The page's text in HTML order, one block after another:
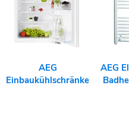
AEG
Einbaukühlschränke
AEG